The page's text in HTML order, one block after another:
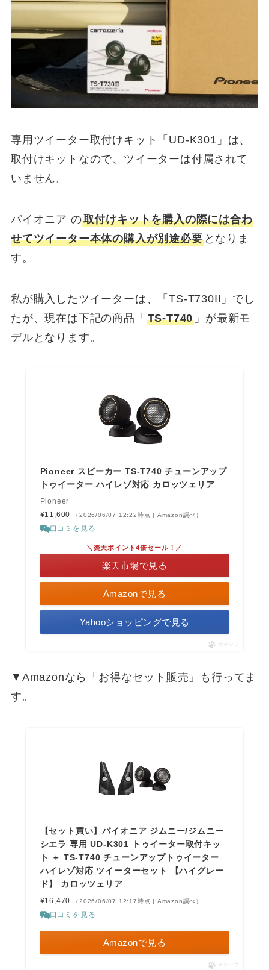
専用ツイーター取付けキット「UD-K301」は、
取付けキットなので、ツイーターは付属されて
いません。
パイオニア の取付けキットを購入の際には合わ
せてツイーター本体の購入が別途必要となりま
す。
私が購入したツイーターは、「TS-T730II」でし
たが、現在は下記の商品「 TS-T740 」が最新モ
デルとなります。
Pioneer スピーカー TS-T740 チューンアップ
トゥイーター ハイレゾ対応 カロッツェリア
Pioneer
¥11,600
（2026/06/07 12:22時点 | Amazon調べ）
口コミを見る
Amazonで見る
＼楽天ポイント4倍セール！／
楽天市場で見る
Yahooショッピングで見る
ポチップ
▼Amazonなら「お得なセット販売」も行ってま
す。
【セット買い】パイオニア ジムニー/ジムニー
シエラ 専用 UD-K301 トゥイーター取付キッ
ト ＋ TS-T740 チューンアップトゥイーター
ハイレゾ対応 ツイーターセット 【ハイグレー
ド】 カロッツェリア
¥16,470 （2026/06/07 12:17時点 | Amazon調べ）
口コミを見る
Amazonで見る
ポチップ